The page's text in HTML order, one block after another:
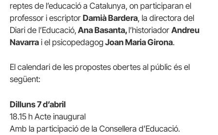
reptes de l’educació a Catalunya, on participaran el
professor i escriptor Damià Bardera, la directora del
Diari de l’Educació, Ana Basanta, l’historiador Andreu
Navarra i el psicopedagog Joan Maria Girona.
El calendari de les propostes obertes al públic és el
següent:
Dilluns 7 d’abril
18.15 h Acte inaugural
Amb la participació de la Consellera d’Educació.